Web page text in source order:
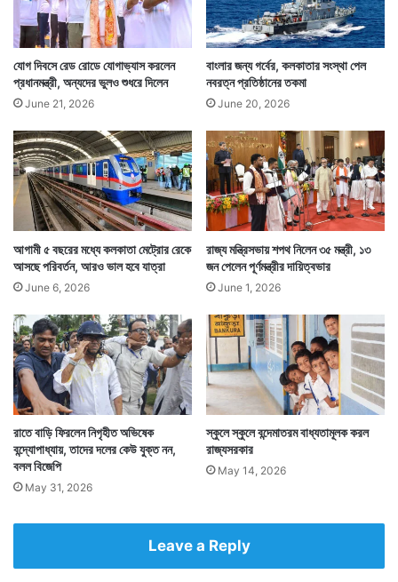
যোগ দিবসে রেড রোডে যোগাভ্যাস করলেন
প্রধানমন্ত্রী, অন্যদের ভুলও শুধরে দিলেন
June 21, 2026
বাংলার জন্য গর্বের, কলকাতার সংস্থা পেল
নবরত্ন প্রতিষ্ঠানের তকমা
June 20, 2026
আগামী ৫ বছরের মধ্যে কলকাতা মেট্রোর রেকে
আসছে পরিবর্তন, আরও ভাল হবে যাত্রা
June 6, 2026
রাজ্য মন্ত্রিসভায় শপথ নিলেন ৩৫ মন্ত্রী, ১৩
জন পেলেন পূর্ণমন্ত্রীর দায়িত্বভার
June 1, 2026
রাতে বাড়ি ফিরলেন নিগৃহীত অভিষেক
বন্দ্যোপাধ্যায়, তাদের দলের কেউ যুক্ত নন,
বলল বিজেপি
May 31, 2026
স্কুলে স্কুলে বন্দেমাতরম বাধ্যতামূলক করল
রাজ্যসরকার
May 14, 2026
Leave a Reply